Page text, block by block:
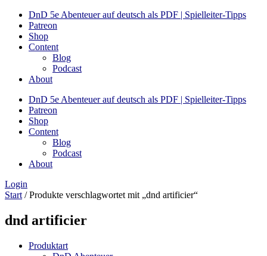
DnD 5e Abenteuer auf deutsch als PDF | Spielleiter-Tipps
Patreon
Shop
Content
Blog
Podcast
About
DnD 5e Abenteuer auf deutsch als PDF | Spielleiter-Tipps
Patreon
Shop
Content
Blog
Podcast
About
Login
Start / Produkte verschlagwortet mit „dnd artificier“
dnd artificier
Produktart